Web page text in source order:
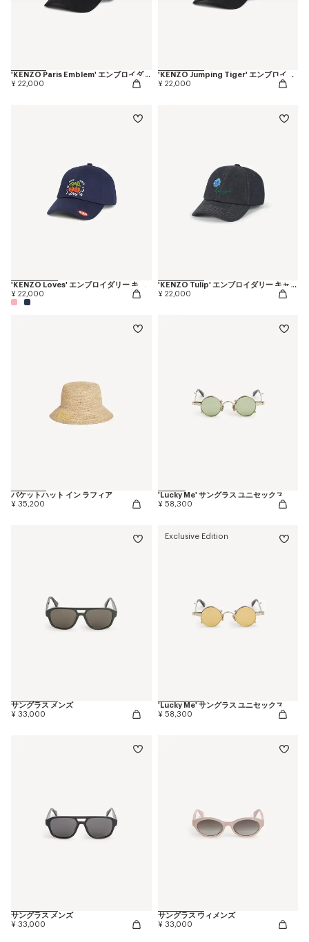
'KENZO Paris Emblem' エンブロイダリー キャップ イン コットン
¥ 22,000
'KENZO Jumping Tiger' エンブロイダリー キャップ イン コットン
¥ 22,000
'KENZO Loves' エンブロイダリー キャップ イン コットン
¥ 22,000
'KENZO Tulip' エンブロイダリー キャップ イン デニムライク ツイル
¥ 22,000
バケットハット イン ラフィア
¥ 35,200
'Lucky Me' サングラス ユニセックス
¥ 58,300
サングラス メンズ
¥ 33,000
Exclusive Edition
'Lucky Me' サングラス ユニセックス
¥ 58,300
サングラス メンズ
¥ 33,000
サングラス ウィメンズ
¥ 33,000